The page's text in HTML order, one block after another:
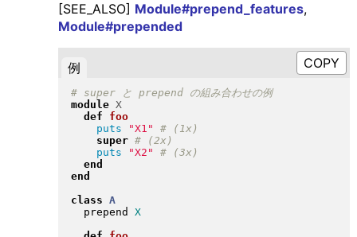
[SEE_ALSO] Module#prepend_features,
Module#prepended
例
# super と prepend の組み合わせの例
module X
def
foo
puts
"X1 "
super
puts
"X2 "
end
end
class A
  prepend
X